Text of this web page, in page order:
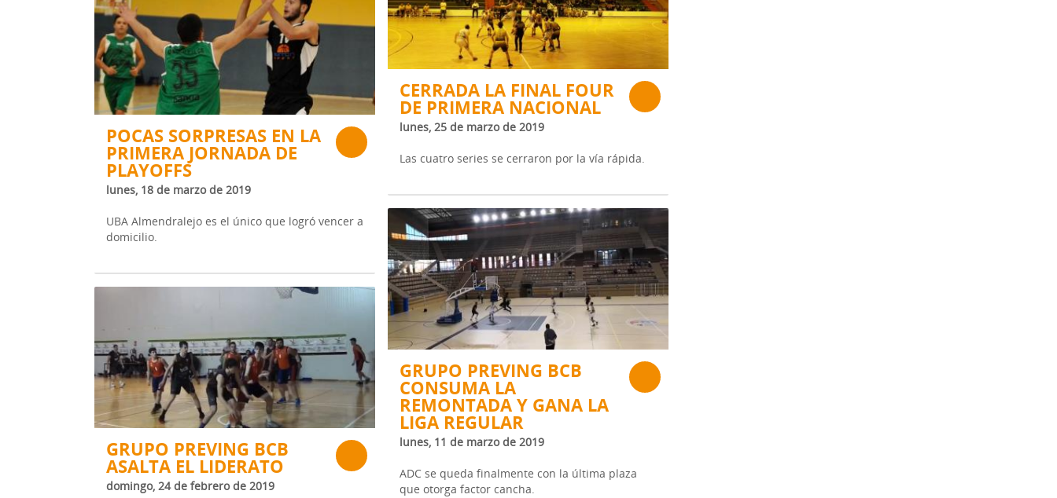
CERRADA LA FINAL FOUR
DE PRIMERA NACIONAL
lunes, 25 de marzo de 2019
Las cuatro series se cerraron por la vía rápida.
POCAS SORPRESAS EN LA
PRIMERA JORNADA DE
PLAYOFFS
lunes, 18 de marzo de 2019
UBA Almendralejo es el único que logró vencer a
domicilio.
GRUPO PREVING BCB
CONSUMA LA
REMONTADA Y GANA LA
LIGA REGULAR
lunes, 11 de marzo de 2019
ADC se queda finalmente con la última plaza
que otorga factor cancha.
GRUPO PREVING BCB
ASALTA EL LIDERATO
domingo, 24 de febrero de 2019